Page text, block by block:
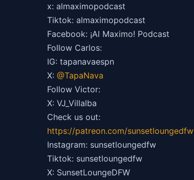
x: almaximopodcast
Tiktok: almaximopodcast
Facebook: ¡Al Maximo! Podcast
Follow Carlos:
IG: tapanavaespn
X: @TapaNava
Follow Victor:
X: VJ_Villalba
Check us out:
https://patreon.com/sunsetloungedfw
Instagram: sunsetloungedfw
Tiktok: sunsetloungedfw
X: SunsetLoungeDFW